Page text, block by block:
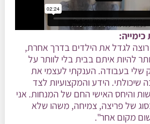
לגדל את הילדים בדרך אחרת,
להיות איתם בבית בלי לוותר על
שלי בעבודה. הענקתי לעצמי את
שיכולתי. הידע והמקצועיות לצד
והיחס האישי החם של המנחות. אני
של פריצה, צמיחה, משהו שלא
מקום אחר".